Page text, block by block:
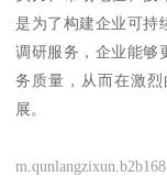
是为了构建企业可持
调研服务，企业能够
务质量，从而在激
展。